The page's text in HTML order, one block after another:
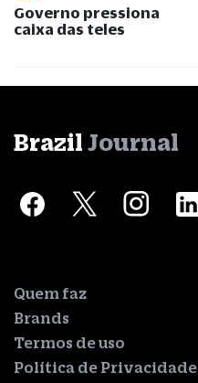
Governo pressiona
caixa das teles
Brazil Journal
Quem faz
Brands
Termos de uso
Política de Privacidade